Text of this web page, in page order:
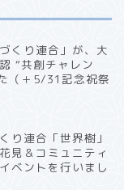
くり連合」が、大
“共創チャレン
（＋5/31記念祝祭
り連合「世界樹」
見＆コミュニティ
ベントを行いまし